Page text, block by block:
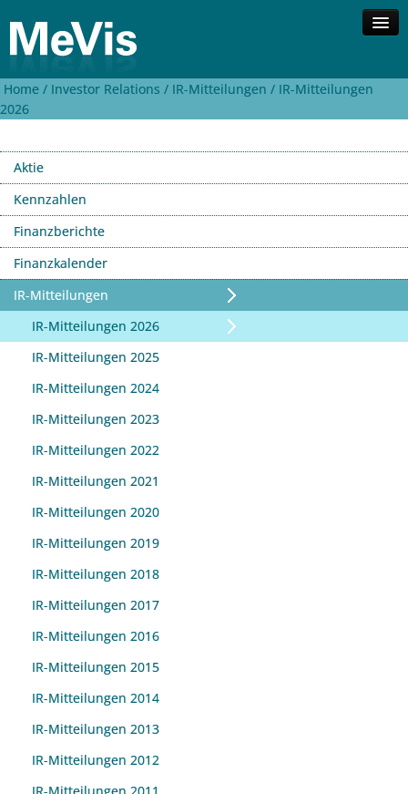
Unternehmen
Lösungen
Investor Relations
Kontakt
Suche
English
Home / Investor Relations / IR-Mitteilungen / IR-Mitteilungen
2026
Aktie
Kennzahlen
Finanzberichte
Finanzkalender
IR-Mitteilungen
IR-Mitteilungen 2026
IR-Mitteilungen 2025
IR-Mitteilungen 2024
IR-Mitteilungen 2023
IR-Mitteilungen 2022
IR-Mitteilungen 2021
IR-Mitteilungen 2020
IR-Mitteilungen 2019
IR-Mitteilungen 2018
IR-Mitteilungen 2017
IR-Mitteilungen 2016
IR-Mitteilungen 2015
IR-Mitteilungen 2014
IR-Mitteilungen 2013
IR-Mitteilungen 2012